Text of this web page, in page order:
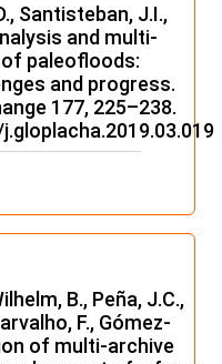
Santisteban, J.I.,
and multi-
paleofloods:
and progress.
177, 225–238.
B., Peña, J.C.,
F., Gómez-
of multi-archive